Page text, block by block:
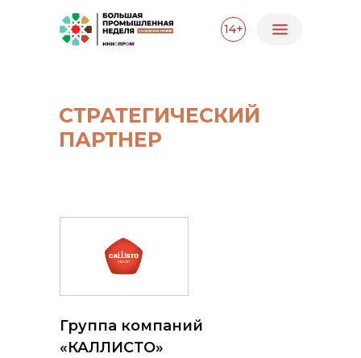
14+
СТРАТЕГИЧЕСКИЙ
ПАРТНЕР
Группа компаний
«КАЛЛИСТО»